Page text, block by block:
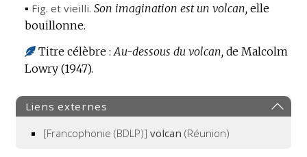
▪ Fig. et vieilli. Son imagination est un volcan, elle
bouillonne.
Titre célèbre :Au-dessous du volcan, de Malcolm
Lowry (1947).
Liens externes
[Francophonie (BDLP)] volcan (Réunion)